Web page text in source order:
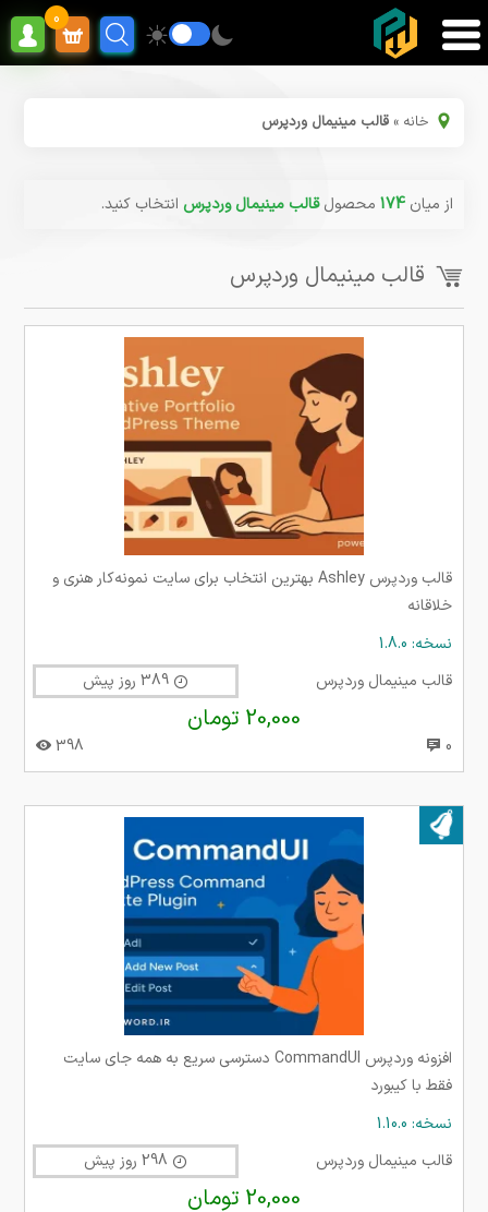
0
خانه »قالب مینیمال وردپرس
از میان174 محصولقالب مینیمال وردپرس انتخاب کنید.
قالب مینیمال وردپرس
قالب وردپرس Ashley بهترین انتخاب برای سایت نمونه‌کار هنری و
خلاقانه
نسخه: 1.8.0
قالب مینیمال وردپرس
20,000 تومان
0
398
افزونه وردپرس CommandUI دسترسی سریع به همه جای سایت
فقط با کیبورد
نسخه: 1.10.0
قالب مینیمال وردپرس
20,000 تومان